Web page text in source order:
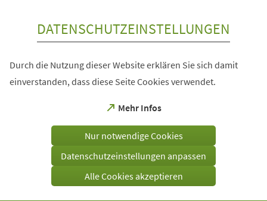
DATENSCHUTZEINSTELLUNGEN
Durch die Nutzung dieser Website erklären Sie sich damit
einverstanden, dass diese Seite Cookies verwendet.
Mehr Infos
(Öffnet
einem
Tab)
Nur notwendige Cookies
Datenschutzeinstellungen anpassen
Alle Cookies akzeptieren